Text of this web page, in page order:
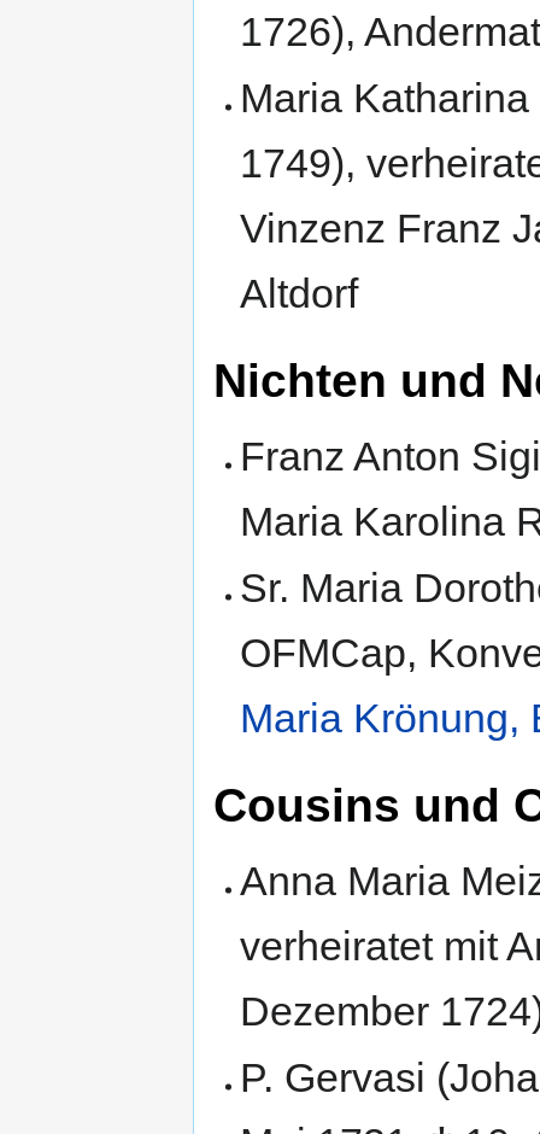
1726),
Maria
1749),
Vinzenz Franz
Altdorf
Nichten und
Franz Anton
Maria Karolina
Sr. Maria
OFMCap,
Maria Krönung,
Cousins und
‎Anna Maria
verheiratet mit
Dezember
P. Gervasi